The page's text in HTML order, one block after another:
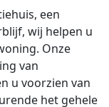
een
wij helpen u
Onze
van
u voorzien van
het gehele